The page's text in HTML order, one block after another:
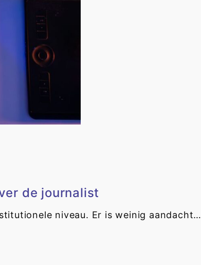
de journalist
niveau. Er is weinig aandacht…